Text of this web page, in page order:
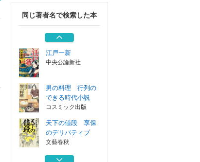
同じ著者名で検索した本
札幌誕生
河出書房新社
江戸一新
中央公論新社
男の料理 行列の
できる時代小説
コスミック出版
天下の値段 享保
のデリバティブ
文藝春秋
文豪、社長になる